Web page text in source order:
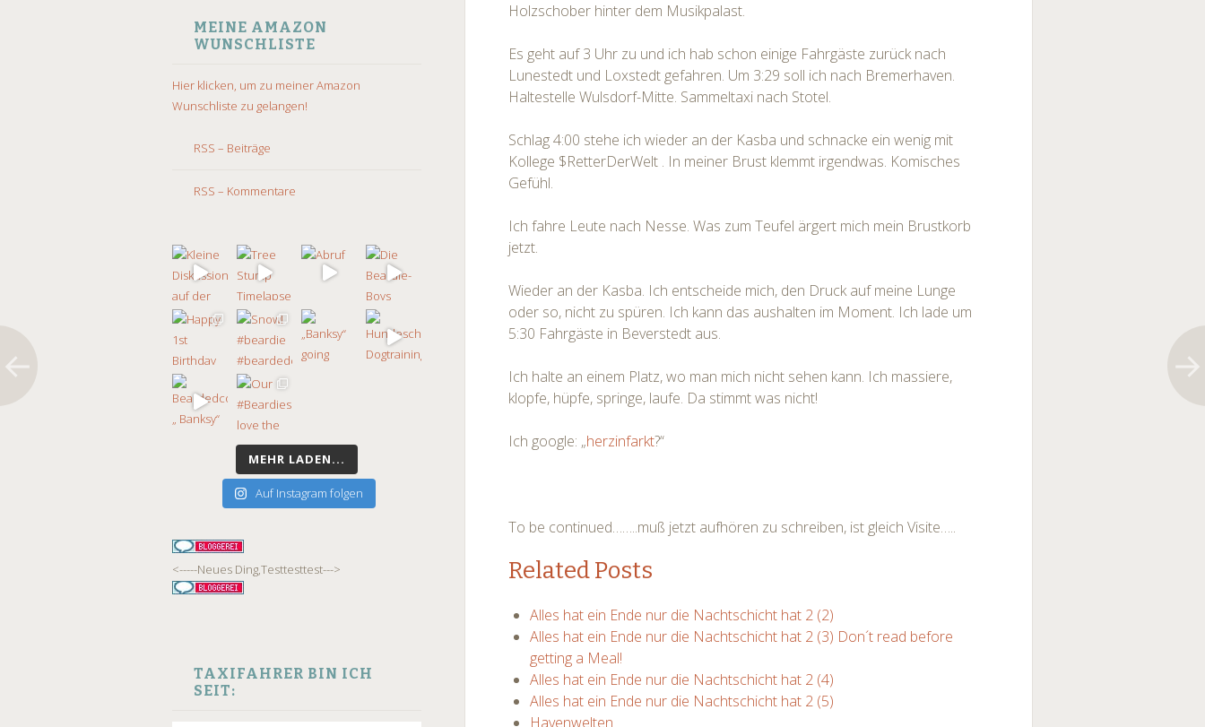
MEINE AMAZON
WUNSCHLISTE
Hier klicken, um zu meiner Amazon
Wunschliste zu gelangen!
RSS – Beiträge
RSS – Kommentare
MEHR LADEN...
Auf Instagram folgen
<-----Neues Ding,Testtesttest--->
TAXIFAHRER BIN ICH
SEIT:
Holzschober hinter dem Musikpalast.
Es geht auf 3 Uhr zu und ich hab schon einige Fahrgäste zurück nach
Lunestedt und Loxstedt gefahren. Um 3:29 soll ich nach Bremerhaven.
Haltestelle Wulsdorf-Mitte. Sammeltaxi nach Stotel.
Schlag 4:00 stehe ich wieder an der Kasba und schnacke ein wenig mit
Kollege $RetterDerWelt . In meiner Brust klemmt irgendwas. Komisches
Gefühl.
Ich fahre Leute nach Nesse. Was zum Teufel ärgert mich mein Brustkorb
jetzt.
Wieder an der Kasba. Ich entscheide mich, den Druck auf meine Lunge
oder so, nicht zu spüren. Ich kann das aushalten im Moment. Ich lade um
5:30 Fahrgäste in Beverstedt aus.
Ich halte an einem Platz, wo man mich nicht sehen kann. Ich massiere,
klopfe, hüpfe, springe, laufe. Da stimmt was nicht!
Ich google: „herzinfarkt?“
To be continued……..muß jetzt aufhören zu schreiben, ist gleich Visite…..
Related Posts
Alles hat ein Ende nur die Nachtschicht hat 2 (2)
Alles hat ein Ende nur die Nachtschicht hat 2 (3) Don´t read before
getting a Meal!
Alles hat ein Ende nur die Nachtschicht hat 2 (4)
Alles hat ein Ende nur die Nachtschicht hat 2 (5)
Havenwelten